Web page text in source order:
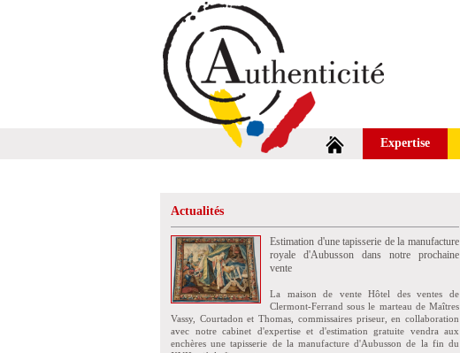
Expertise
Actualités
Estimation d'une tapisserie de la manufacture
royale d'Aubusson dans notre prochaine
vente
La maison de vente Hôtel des ventes de
Clermont-Ferrand sous le marteau de Maîtres
Vassy, Courtadon et Thomas, commissaires priseur, en collaboration
avec notre cabinet d'expertise et d'estimation gratuite vendra aux
enchères une tapisserie de la manufacture d'Aubusson de la fin du